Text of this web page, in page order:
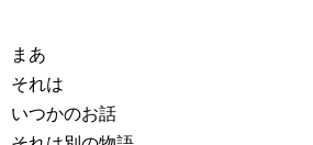
まあ
それは
いつかのお話